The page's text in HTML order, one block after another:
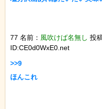
77 名前： 風吹けば名無し 投
ID:CE0d0WxE0.net
>>9
ほんこれ